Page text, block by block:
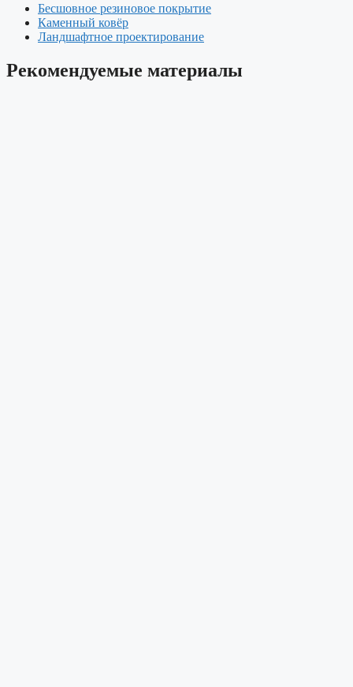
Бесшовное резиновое покрытие
Каменный ковёр
Ландшафтное проектирование
Рекомендуемые материалы